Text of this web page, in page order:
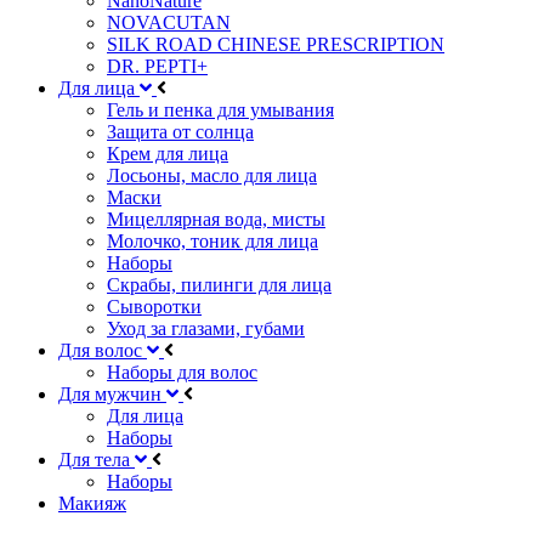
NOVACUTAN
SILK ROAD CHINESE PRESCRIPTION
DR. PEPTI+
Для лица
Гель и пенка для умывания
Защита от солнца
Крем для лица
Лосьоны, масло для лица
Маски
Мицеллярная вода, мисты
Молочко, тоник для лица
Наборы
Скрабы, пилинги для лица
Сыворотки
Уход за глазами, губами
Для волос
Наборы для волос
Для мужчин
Для лица
Наборы
Для тела
Наборы
Макияж